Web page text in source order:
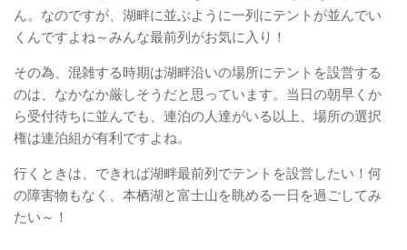
ん。なのですが、湖畔に並ぶように一列にテントが並んでい
くんですよね～みんな最前列がお気に入り！
その為、混雑する時期は湖畔沿いの場所にテントを設営する
のは、なかなか厳しそうだと思っています。当日の朝早くか
ら受付待ちに並んでも、連泊の人達がいる以上、場所の選択
権は連泊組が有利ですよね。
行くときは、できれば湖畔最前列でテントを設営したい！何
の障害物もなく、本栖湖と富士山を眺める一日を過ごしてみ
たい～！